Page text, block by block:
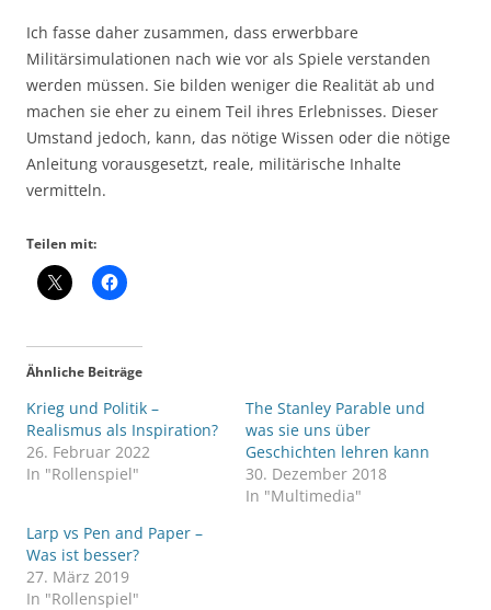
Ich fasse daher zusammen, dass erwerbbare
Militärsimulationen nach wie vor als Spiele verstanden
werden müssen. Sie bilden weniger die Realität ab und
machen sie eher zu einem Teil ihres Erlebnisses. Dieser
Umstand jedoch, kann, das nötige Wissen oder die nötige
Anleitung vorausgesetzt, reale, militärische Inhalte
vermitteln.
Teilen mit:
Ähnliche Beiträge
Krieg und Politik –
Realismus als Inspiration?
26. Februar 2022
In "Rollenspiel"
The Stanley Parable und
was sie uns über
Geschichten lehren kann
30. Dezember 2018
In "Multimedia"
Larp vs Pen and Paper –
Was ist besser?
27. März 2019
In "Rollenspiel"